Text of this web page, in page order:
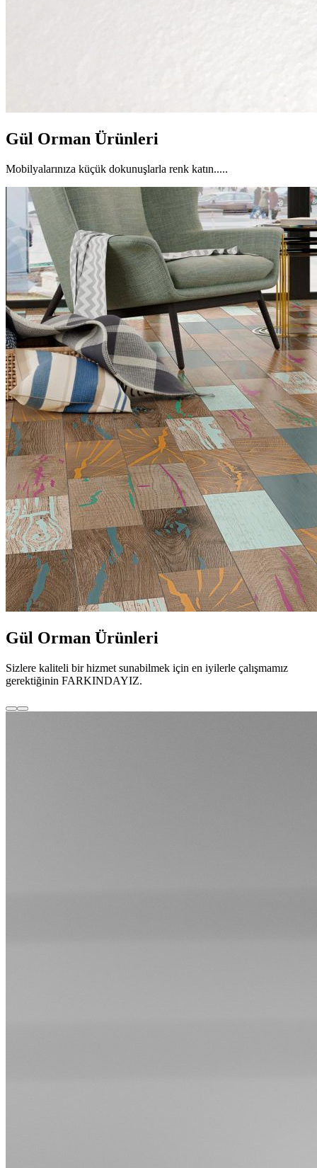
Gül Orman Ürünleri
Mobilyalarınıza küçük dokunuşlarla renk katın.....
Gül Orman Ürünleri
Sizlere kaliteli bir hizmet sunabilmek için en iyilerle çalışmamız
gerektiğinin FARKINDAYIZ.